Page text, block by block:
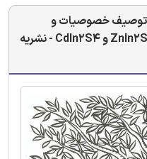
توصیف خصوصیات و
خصوصیات نوری نانوساختارهای ZnIn2S4 و CdIn2S4 - نشریه